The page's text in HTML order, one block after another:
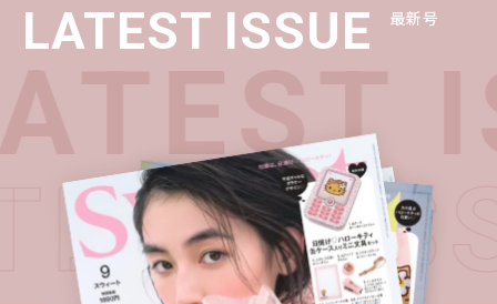
LATEST ISSUE 最新号